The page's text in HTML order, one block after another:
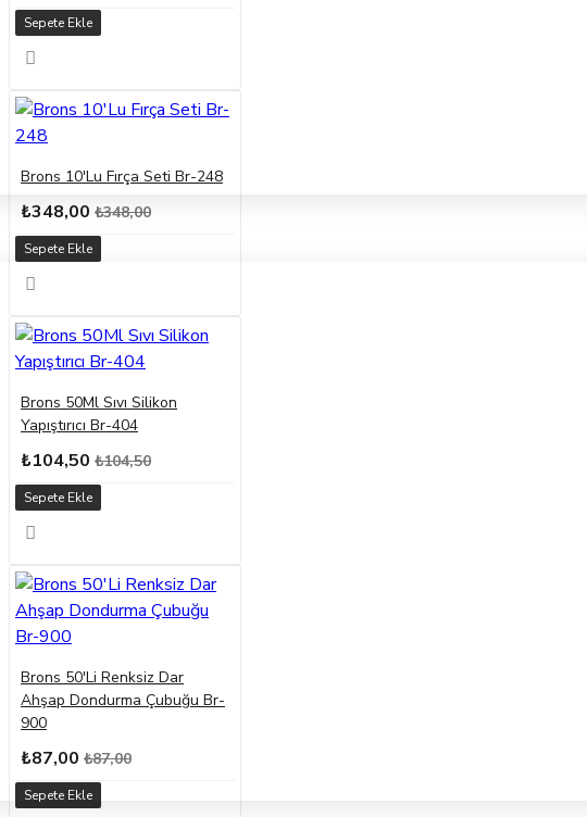
Sepete Ekle
Brons 10'Lu Fırça Seti Br-248
₺348,00 ₺348,00
Sepete Ekle
Brons 50Ml Sıvı Silikon
Yapıştırıcı Br-404
₺104,50 ₺104,50
Sepete Ekle
Brons 50'Li Renksiz Dar
Ahşap Dondurma Çubuğu Br-
900
₺87,00 ₺87,00
Sepete Ekle